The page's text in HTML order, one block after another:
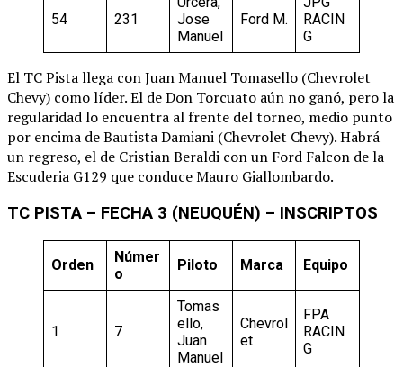
54 231
Jose
Manuel
Ford M.
RACIN
G
El TC Pista llega con Juan Manuel Tomasello (Chevrolet
Chevy) como líder. El de Don Torcuato aún no ganó, pero la
regularidad lo encuentra al frente del torneo, medio punto
por encima de Bautista Damiani (Chevrolet Chevy). Habrá
un regreso, el de Cristian Beraldi con un Ford Falcon de la
Escuderia G129 que conduce Mauro Giallombardo.
TC PISTA – FECHA 3 (NEUQUÉN) – INSCRIPTOS
Orden
Númer
o
Piloto Marca Equipo
1 7
Tomas
ello,
Juan
Manuel
Chevrol
et
FPA
RACIN
G